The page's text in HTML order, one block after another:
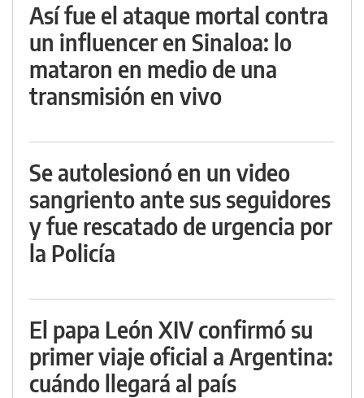
Así fue el ataque mortal contra
un influencer en Sinaloa: lo
mataron en medio de una
transmisión en vivo
Se autolesionó en un video
sangriento ante sus seguidores
y fue rescatado de urgencia por
la Policía
El papa León XIV confirmó su
primer viaje oficial a Argentina:
cuándo llegará al país